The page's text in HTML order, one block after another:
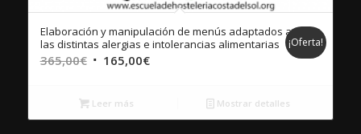
Elaboración y manipulación de menús adaptados a
las distintas alergias e intolerancias alimentarias
365,00€ El
original
era:
165,00€El
es:
¡Oferta!
Leer más Mostrar detalles